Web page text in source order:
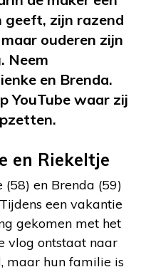
geeft, zijn razend
ouderen zijn
Neem
en Brenda.
YouTube waar zij
en Riekeltje
(58) en Brenda (59)
een vakantie
gekomen met het
vlog ontstaat naar
maar hun familie is